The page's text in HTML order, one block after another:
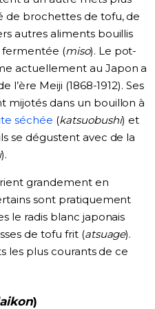
de brochettes de tofu, de
autres aliments bouillis
fermentée (miso). Le pot-
actuellement au Japon a
Meiji (1868-1912). Ses
mijotés dans un bouillon à
séchée (katsuobushi) et
se dégustent avec de la
).
grandement en
sont pratiquement
le radis blanc japonais
de tofu frit (atsuage).
les plus courants de ce
)